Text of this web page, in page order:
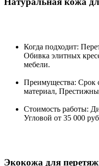
Когда подходит:
Обивка элитных
мебели.
Преимущества:
материал,
Стоимость работы:
Угловой от 35 000
Экокожа для